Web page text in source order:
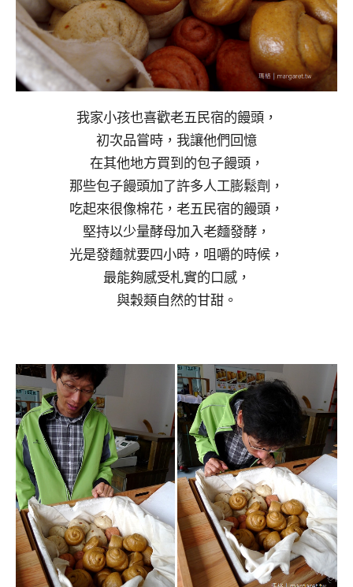
我家小孩也喜歡老五民宿的饅頭，
初次品嘗時，我讓他們回憶
在其他地方買到的包子饅頭，
那些包子饅頭加了許多人工膨鬆劑，
吃起來很像棉花，老五民宿的饅頭，
堅持以少量酵母加入老麵發酵，
光是發麵就要四小時，咀嚼的時候，
最能夠感受札實的口感，
與穀類自然的甘甜。